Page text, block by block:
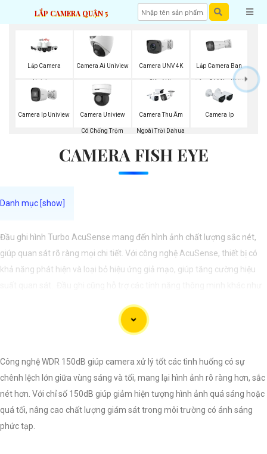
LẮP CAMERA QUẬN 5
Lắp Camera
Uniview
Camera Ai Uniview Camera UNV 4K
Siêu Nét
Lắp Camera Ban
Đêm Có Màu UNV
Camera Ip Uniview Camera Uniview
Có Chống Trộm
Camera Thu Âm
Ngoài Trời Dahua
Camera Ip
CAMERA FISH EYE
Đầu ghi hình Turbo AcuSense mang đến hình ảnh chất lượng sắc nét,
giúp quan sát rõ ràng mọi chi tiết. Với công nghệ AcuSense, thiết bị có
khả năng phát hiện và loại bỏ hiệu ứng giả mạo, giúp tăng cường hiệu
mang lại giải pháp an ninh hiệu quả cho người dùng.
Công nghệ WDR 150dB giúp camera xử lý tốt các tình huống có sự
chênh lệch lớn giữa vùng sáng và tối, mang lại hình ảnh rõ ràng hơn, sắc
nét hơn. Với chỉ số 150dB giúp giảm hiện tượng hình ảnh quá sáng hoặc
quá tối, nâng cao chất lượng giám sát trong môi trường có ánh sáng
phức tạp.